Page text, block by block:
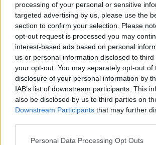
processing of your personal or sensitive
targeted advertising by us, please use the
section to confirm your selection. Please
opt-out request is processed you may
interest-based ads based on personal
us or personal information disclosed to
your opt-out. You may separately opt-out of
disclosure of your personal information by
IAB’s list of downstream participants. This
also be disclosed by us to third parties on
Downstream Participants that may further
Please note that this website/app uses one
Personal Data Processing Opt Outs
Η πρόεδρος της Κομισιόν ανέφερε ότι
πολλά να κερδίσει από την εμπειρία
Φρέντερικσεν και σημείωσε πως
συνεχίσουν τη συνεργασία τους.
ότι η Δανή πρωθυπουργός μπορεί
στη φιλία της.
Η νέα κυβέρνηση ξεκινά τη θητεία
συμβολισμό λόγω της γυναικείας
υπουργικό συμβούλιο, αλλά και με
κοινοβουλευτική αριθμητική. Η
πλέον να κρατήσει ενωμένο έναν